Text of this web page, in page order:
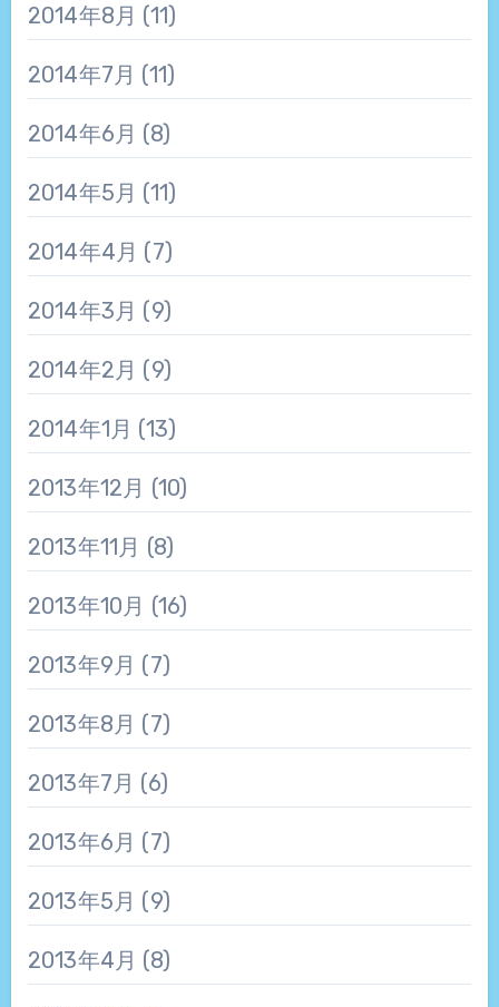
2014年8月 (11)
2014年7月 (11)
2014年6月 (8)
2014年5月 (11)
2014年4月 (7)
2014年3月 (9)
2014年2月 (9)
2014年1月 (13)
2013年12月 (10)
2013年11月 (8)
2013年10月 (16)
2013年9月 (7)
2013年8月 (7)
2013年7月 (6)
2013年6月 (7)
2013年5月 (9)
2013年4月 (8)